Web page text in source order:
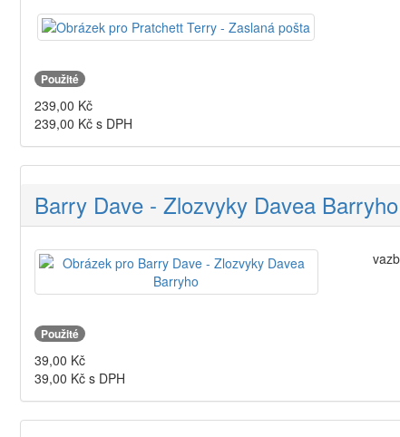
Použité
239,00 Kč
239,00 Kč s DPH
Barry Dave - Zlozvyky Davea Barryho
Použité
39,00 Kč
39,00 Kč s DPH